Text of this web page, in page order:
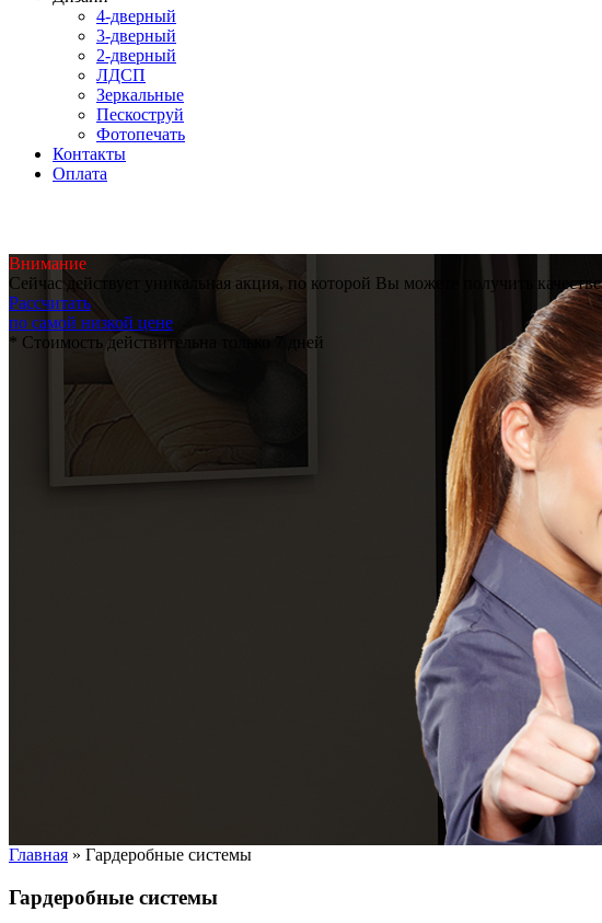
4-дверный
3-дверный
2-дверный
ЛДСП
Зеркальные
Пескоструй
Фотопечать
Контакты
Оплата
Внимание
Сейчас действует уникальная акция, по которой Вы можете получить
Рассчитать
по самой низкой цене
* Стоимость действительна только 7 дней
Главная » Гардеробные системы
Гардеробные системы